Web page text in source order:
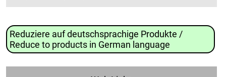
Reduziere auf deutschsprachige Produkte /
Reduce to products in German language